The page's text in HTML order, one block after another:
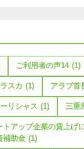
ご利用者の声14 (1)
スカ (1) アラブ首
リシャス (1) 三重
トアップ企業の賃上げ
補助金 (1)